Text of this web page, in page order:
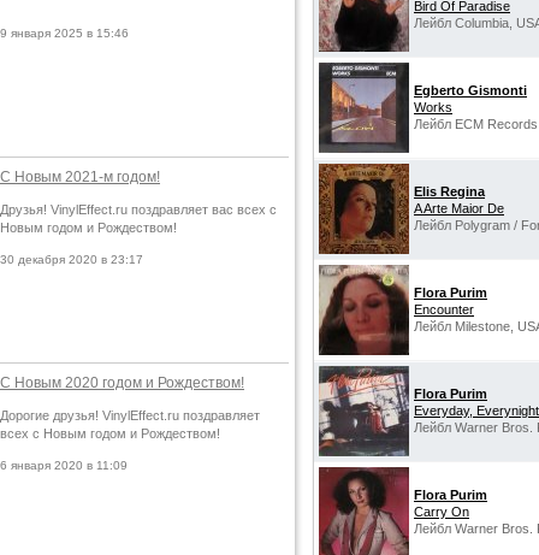
9 января 2025 в 15:46
С Новым 2021-м годом!
Друзья! VinylEffect.ru поздравляет вас всех с
Новым годом и Рождеством!
30 декабря 2020 в 23:17
С Новым 2020 годом и Рождеством!
Дорогие друзья! VinylEffect.ru поздравляет
всех с Новым годом и Рождеством!
6 января 2020 в 11:09
Bird Of Paradise
Лейбл Columbia,
Egberto Gismonti
Works
Лейбл ECM
Elis Regina
A Arte Maior De
Лейбл Polygram /
Flora Purim
Encounter
Лейбл Milestone,
Flora Purim
Everyday, Everynight
Лейбл Warner Bros.
Flora Purim
Carry On
Лейбл Warner Bros.